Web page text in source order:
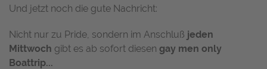
Und jetzt noch die gute Nachricht:
Nicht nur zu Pride, sondern im Anschluß jeden
Mittwoch gibt es ab sofort diesen gay men only
Boattrip...